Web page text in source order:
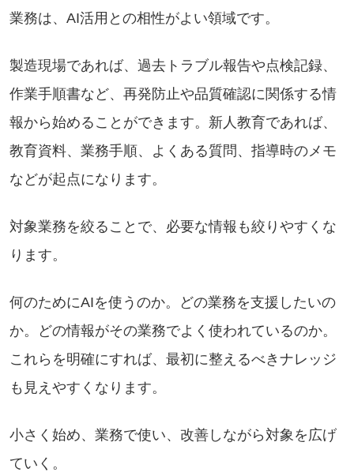
業務は、AI活用との相性がよい領域です。
製造現場であれば、過去トラブル報告や点検記録、
作業手順書など、再発防止や品質確認に関係する情
報から始めることができます。新人教育であれば、
教育資料、業務手順、よくある質問、指導時のメモ
などが起点になります。
対象業務を絞ることで、必要な情報も絞りやすくな
ります。
何のためにAIを使うのか。どの業務を支援したいの
か。どの情報がその業務でよく使われているのか。
これらを明確にすれば、最初に整えるべきナレッジ
も見えやすくなります。
小さく始め、業務で使い、改善しながら対象を広げ
ていく。